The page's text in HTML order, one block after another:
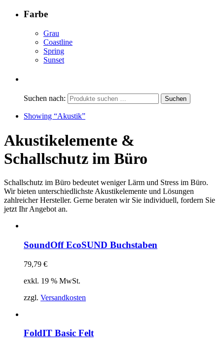
Farbe
Grau
Coastline
Spring
Sunset
Suchen nach:
Showing “Akustik”
Akustikelemente &
Schallschutz im Büro
Schallschutz im Büro bedeutet weniger Lärm und Stress im Büro.
Wir bieten unterschiedlichste Akustikelemente und Lösungen
zahlreicher Hersteller. Gerne beraten wir Sie individuell, fordern Sie
jetzt Ihr Angebot an.
SoundOff EcoSUND Buchstaben
79,79 €
exkl. 19 % MwSt.
zzgl. Versandkosten
FoldIT Basic Felt